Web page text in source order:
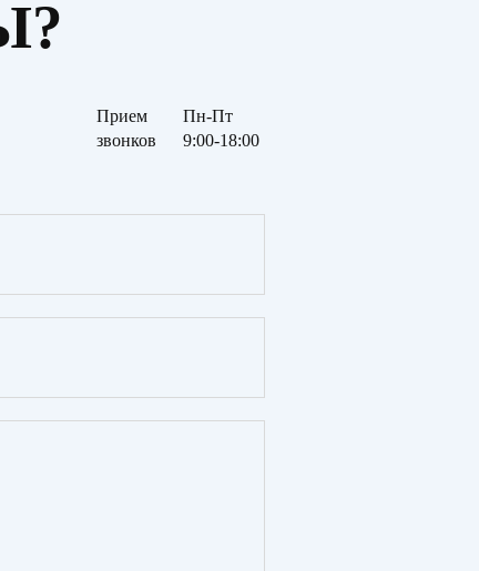
Прием
звонков
Пн-Пт
9:00-18:00